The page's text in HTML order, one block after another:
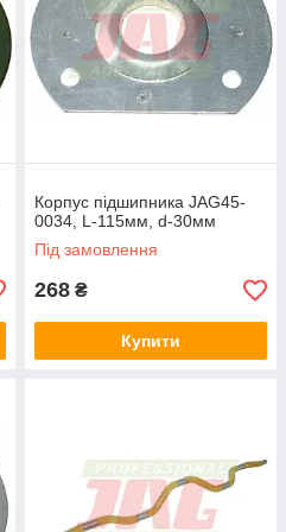
Корпус підшипника JAG45-
0034, L-115мм, d-30мм
Під замовлення
268 ₴
Купити